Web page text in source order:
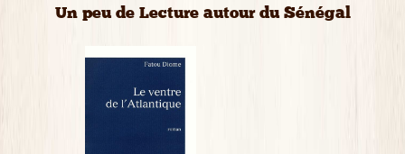
Un peu de Lecture autour du Sénégal